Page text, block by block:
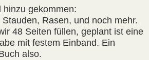
gekommen:
Rasen, und noch mehr.
48 Seiten füllen, geplant ist eine
mit festem Einband. Ein
also.